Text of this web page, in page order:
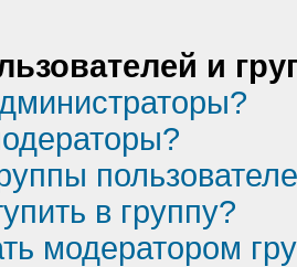
и
в группу?
модератором